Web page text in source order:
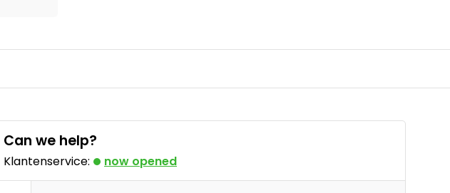
Can we help?
Klantenservice: now opened